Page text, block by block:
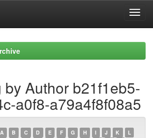
by Author b21f1eb5-
a0f8-a79a4f8f08a5
A B C D E F G H I J K
L